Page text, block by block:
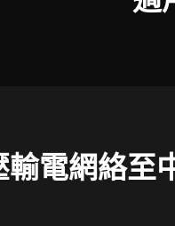
輸電網絡至